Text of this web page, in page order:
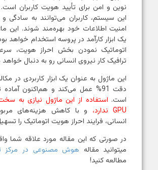
نوین و امن برای تأیید هویت کاربران است.
این سیستم، کاربران می‌توانند به سادگی و
امنیت اطلاعات خود بهره‌مند شوند. این
یک ابزار کارآمد در پروسه استخدام خواهد
اتوماتیک نمودن بخش احراز هویت،
ترافیک کار نیروی انسانی رو به دنبال
این ماژول به عنوان یک ابزار کاربردی در
دقت 91% عمل می‌کند و هم‌اکنون
است. استفاده از این ماژول نیازی به
GPU ندارد،
و با کاهش هزینه‌های
انسانی، فرایند احراز هویت اتوماتیک را
در صورتی که این مقاله مورد علاقه شما
میتوانید مقاله هوش مصنوعی در مرکز
مطالعه کنید!